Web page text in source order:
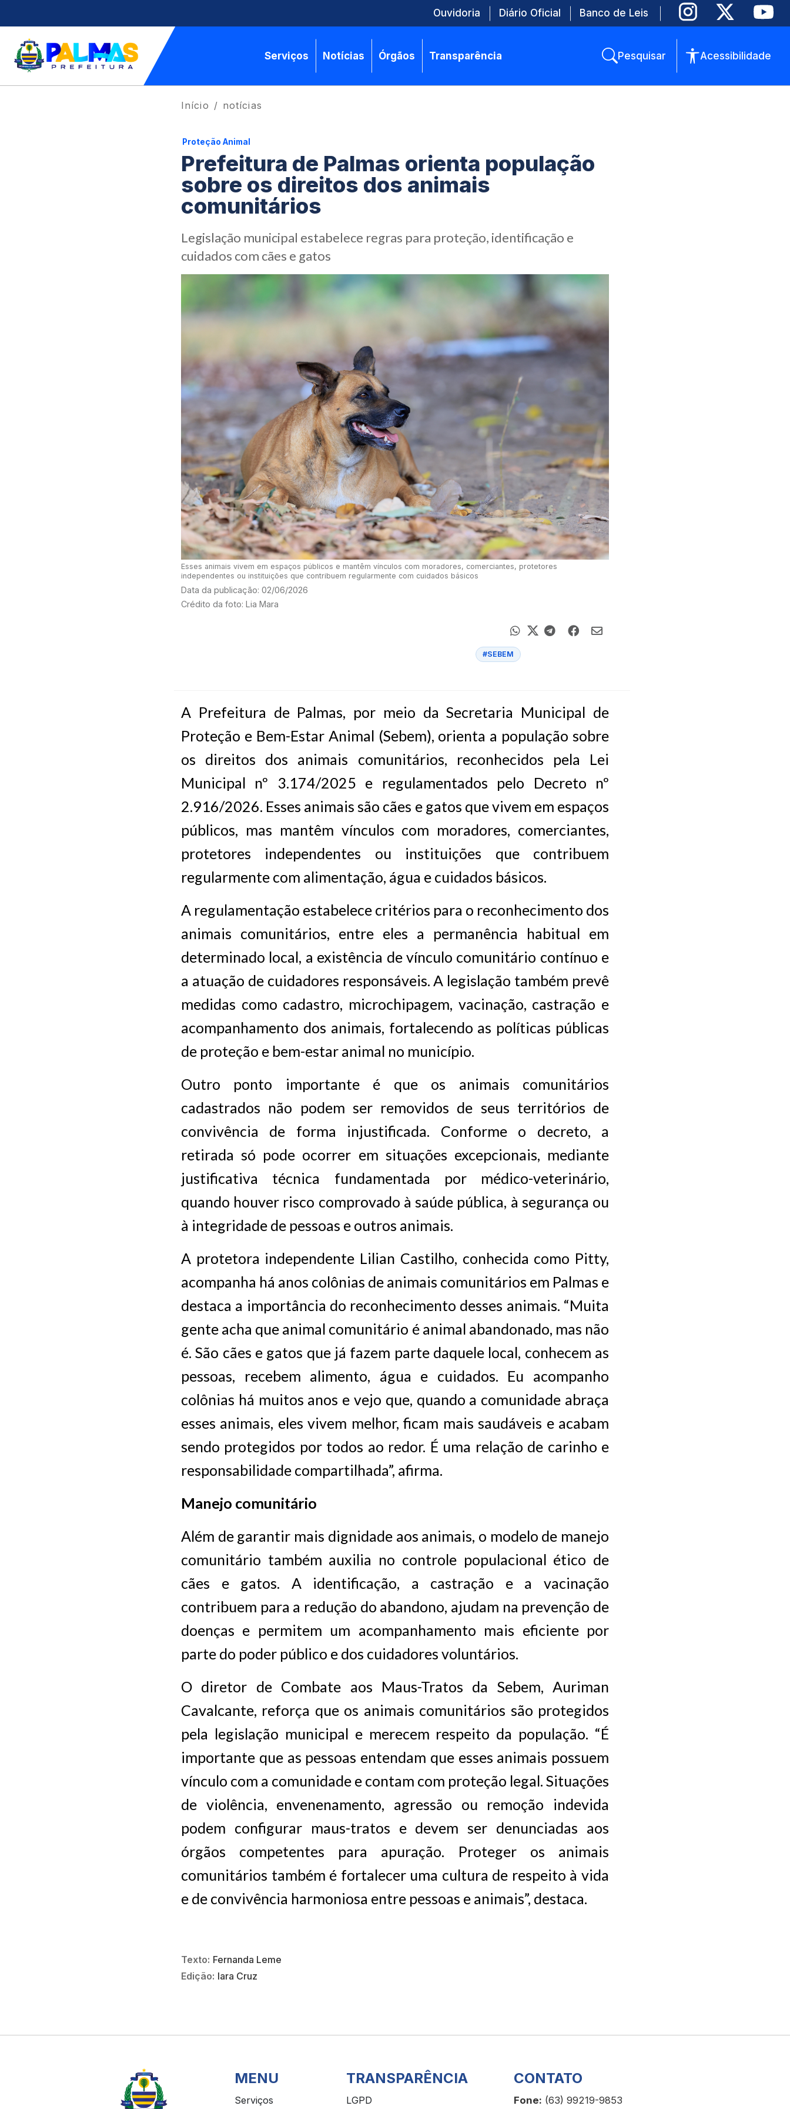
Ouvidoria Diário Oficial Banco de Leis
Serviços Notícias Órgãos Transparência Pesquisar Acessibilidade
Início notícias
Proteção Animal
Prefeitura de Palmas orienta população
sobre os direitos dos animais
comunitários
Legislação municipal estabelece regras para proteção, identificação e
cuidados com cães e gatos
Esses animais vivem em espaços públicos e mantêm vínculos com moradores, comerciantes, protetores
independentes ou instituições que contribuem regularmente com cuidados básicos
Data da publicação: 02/06/2026
Crédito da foto: Lia Mara
#SEBEM
A Prefeitura de Palmas, por meio da Secretaria Municipal de
Proteção e Bem-Estar Animal (Sebem), orienta a população sobre
os direitos dos animais comunitários, reconhecidos pela Lei
Municipal nº 3.174/2025 e regulamentados pelo Decreto nº
2.916/2026. Esses animais são cães e gatos que vivem em espaços
públicos, mas mantêm vínculos com moradores, comerciantes,
protetores independentes ou instituições que contribuem
regularmente com alimentação, água e cuidados básicos.
A regulamentação estabelece critérios para o reconhecimento dos
animais comunitários, entre eles a permanência habitual em
determinado local, a existência de vínculo comunitário contínuo e
a atuação de cuidadores responsáveis. A legislação também prevê
medidas como cadastro, microchipagem, vacinação, castração e
acompanhamento dos animais, fortalecendo as políticas públicas
de proteção e bem-estar animal no município.
Outro ponto importante é que os animais comunitários
cadastrados não podem ser removidos de seus territórios de
convivência de forma injustificada. Conforme o decreto, a
retirada só pode ocorrer em situações excepcionais, mediante
justificativa técnica fundamentada por médico-veterinário,
quando houver risco comprovado à saúde pública, à segurança ou
à integridade de pessoas e outros animais.
A protetora independente Lilian Castilho, conhecida como Pitty,
acompanha há anos colônias de animais comunitários em Palmas e
destaca a importância do reconhecimento desses animais. “Muita
gente acha que animal comunitário é animal abandonado, mas não
é. São cães e gatos que já fazem parte daquele local, conhecem as
pessoas, recebem alimento, água e cuidados. Eu acompanho
colônias há muitos anos e vejo que, quando a comunidade abraça
esses animais, eles vivem melhor, ficam mais saudáveis e acabam
sendo protegidos por todos ao redor. É uma relação de carinho e
responsabilidade compartilhada”, afirma.
Manejo comunitário
Além de garantir mais dignidade aos animais, o modelo de manejo
comunitário também auxilia no controle populacional ético de
cães e gatos. A identificação, a castração e a vacinação
contribuem para a redução do abandono, ajudam na prevenção de
doenças e permitem um acompanhamento mais eficiente por
parte do poder público e dos cuidadores voluntários.
O diretor de Combate aos Maus-Tratos da Sebem, Auriman
Cavalcante, reforça que os animais comunitários são protegidos
pela legislação municipal e merecem respeito da população. “É
importante que as pessoas entendam que esses animais possuem
vínculo com a comunidade e contam com proteção legal. Situações
de violência, envenenamento, agressão ou remoção indevida
podem configurar maus-tratos e devem ser denunciadas aos
órgãos competentes para apuração. Proteger os animais
comunitários também é fortalecer uma cultura de respeito à vida
e de convivência harmoniosa entre pessoas e animais”, destaca.
Texto: Fernanda Leme
Edição: Iara Cruz
MENU
Serviços
TRANSPARÊNCIA
LGPD
CONTATO
Fone: (63) 99219-9853